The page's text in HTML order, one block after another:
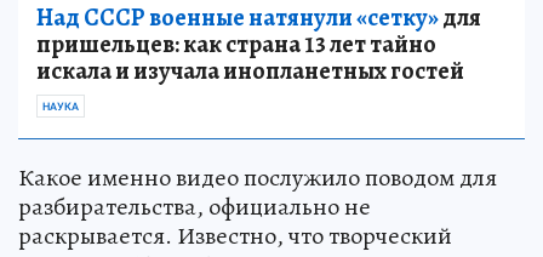
Над СССР военные натянули «сетку»для
пришельцев: как страна 13 лет тайно
искала и изучала инопланетных гостей
НАУКА
Какое именно видео послужило поводом для
разбирательства, официально не
раскрывается. Известно, что творческий